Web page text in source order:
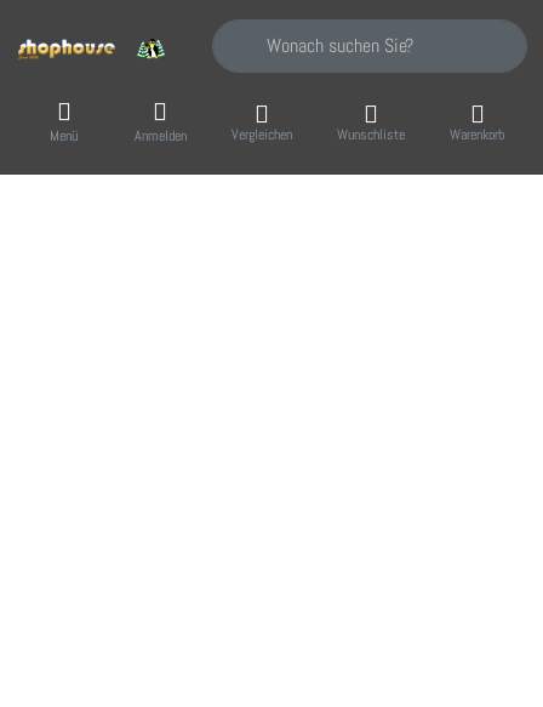
Geben Sie einen Suchbegriff ein. Während
Menü Anmelden Vergleichen Wunschliste Warenkorb